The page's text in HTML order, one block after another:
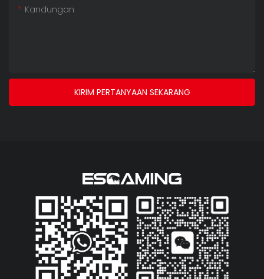
Kandungan
KIRIM PERTANYAAN SEKARANG